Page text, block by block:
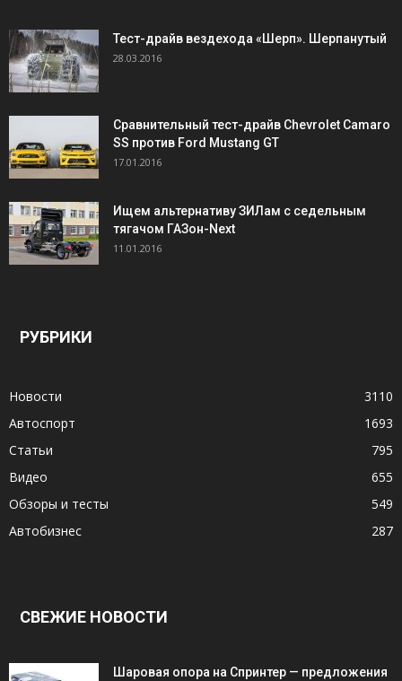
Тест-драйв вездехода «Шерп». Шерпанутый
28.03.2016
Сравнительный тест-драйв Chevrolet Camaro
SS против Ford Mustang GT
17.01.2016
Ищем альтернативу ЗИЛам с седельным
тягачом ГАЗон-Next
11.01.2016
РУБРИКИ
Новости
3110
Автоспорт
1693
Статьи
795
Видео
655
Обзоры и тесты
549
Автобизнес
287
СВЕЖИЕ НОВОСТИ
Шаровая опора на Спринтер — предложения